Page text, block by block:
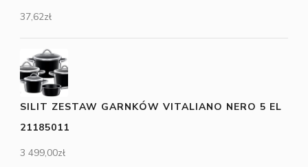
37,62zł
SILIT ZESTAW GARNKÓW VITALIANO NERO 5 EL
21185011
3 499,00zł